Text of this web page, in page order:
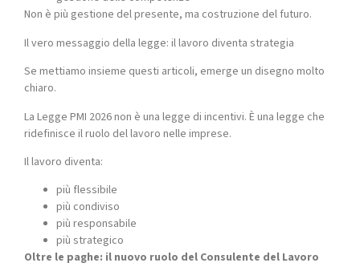
Non è più gestione del presente, ma costruzione del futuro.
Il vero messaggio della legge: il lavoro diventa strategia
Se mettiamo insieme questi articoli, emerge un disegno molto
chiaro.
La Legge PMI 2026 non è una legge di incentivi. È una legge che
ridefinisce il ruolo del lavoro nelle imprese.
Il lavoro diventa:
più flessibile
più condiviso
più responsabile
più strategico
Oltre le paghe: il nuovo ruolo del Consulente del Lavoro